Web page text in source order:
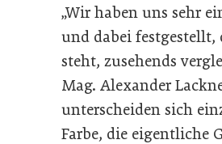
„Wir haben uns sehr
und dabei festgestellt,
steht, zusehends
Mag. Alexander
unterscheiden sich
Farbe, die eigentliche